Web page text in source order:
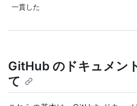
一貫した
GitHub のドキュメン
て